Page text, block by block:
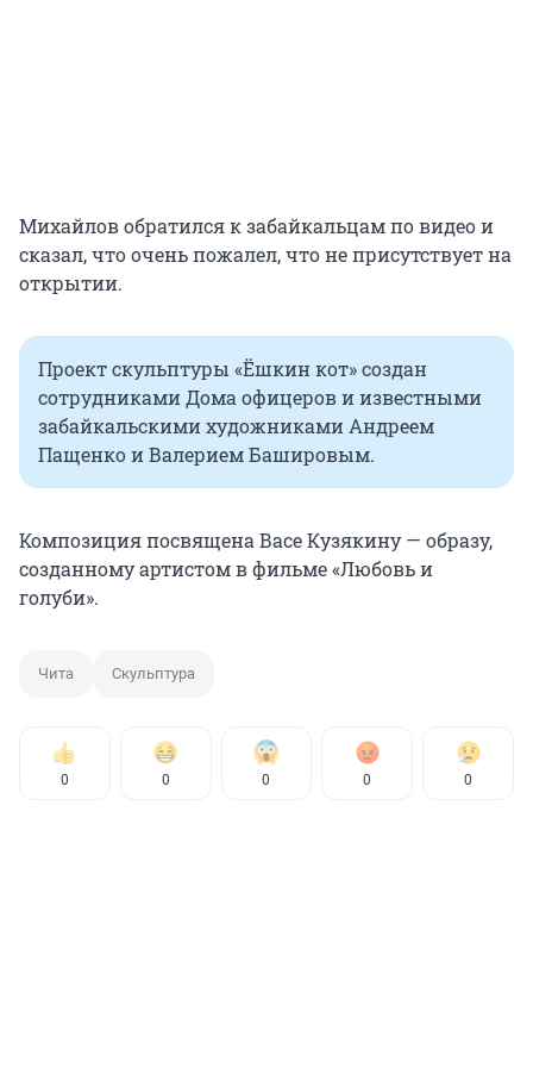
Михайлов обратился к забайкальцам по видео и
сказал, что очень пожалел, что не присутствует на
открытии.
Проект скульптуры «Ёшкин кот» создан
сотрудниками Дома офицеров и известными
забайкальскими художниками Андреем
Пащенко и Валерием Башировым.
Композиция посвящена Васе Кузякину — образу,
созданному артистом в фильме «Любовь и
голуби».
Чита Скульптура
0 0 0 0 0